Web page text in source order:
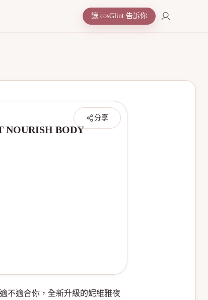
讓 cosGlint 告訴你
分享
NOURISH BODY
不適合你，全新升級的妮維雅夜